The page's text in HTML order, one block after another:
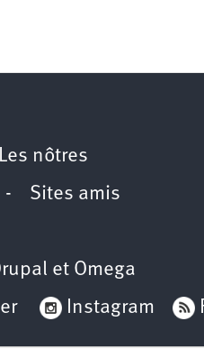
Les nôtres
Sites amis
et Omega
Instagram